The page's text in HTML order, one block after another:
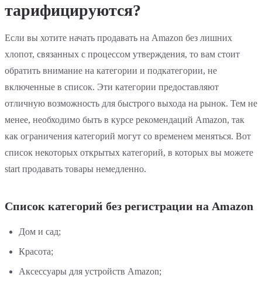
тарифицируются?
Если вы хотите начать продавать на Amazon без лишних
хлопот, связанных с процессом утверждения, то вам стоит
обратить внимание на категории и подкатегории, не
включенные в список. Эти категории предоставляют
отличную возможность для быстрого выхода на рынок. Тем не
менее, необходимо быть в курсе рекомендаций Amazon, так
как ограничения категорий могут со временем меняться. Вот
список некоторых открытых категорий, в которых вы можете
start продавать товары немедленно.
Список категорий без регистрации на Amazon
Дом и сад;
Красота;
Аксессуары для устройств Amazon;